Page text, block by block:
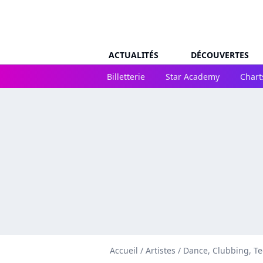
ACTUALITÉS
DÉCOUVERTES
Billetterie
Star Academy
Accueil / Artistes / Dance, Clubbing,